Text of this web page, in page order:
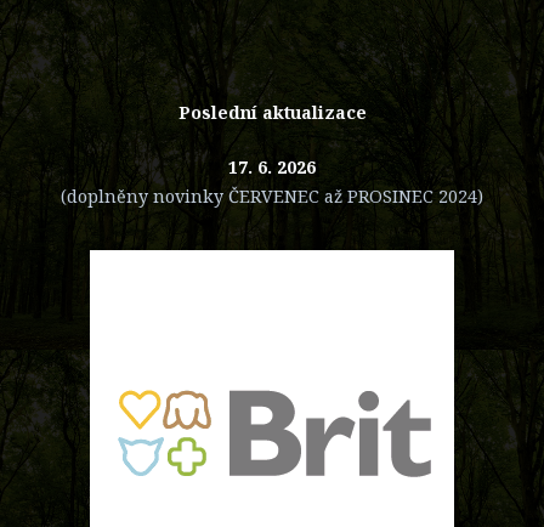
Poslední aktualizace
17. 6. 2026
(doplněny novinky ČERVENEC až PROSINEC 2024)